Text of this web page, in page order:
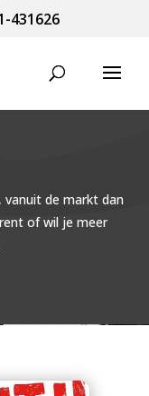
431626
vanuit de markt dan
of wil je meer